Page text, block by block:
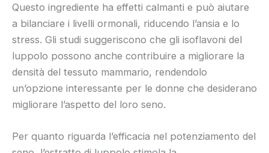
Questo ingrediente ha effetti calmanti e può aiutare
a bilanciare i livelli ormonali, riducendo l’ansia e lo
stress. Gli studi suggeriscono che gli isoflavoni del
luppolo possono anche contribuire a migliorare la
densità del tessuto mammario, rendendolo
un’opzione interessante per le donne che desiderano
migliorare l’aspetto del loro seno.
Per quanto riguarda l’efficacia nel potenziamento del